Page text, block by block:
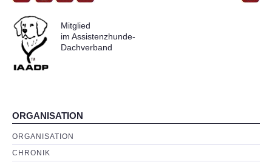
Mitglied
im Assistenzhunde-
Dachverband
ORGANISATION
ORGANISATION
CHRONIK